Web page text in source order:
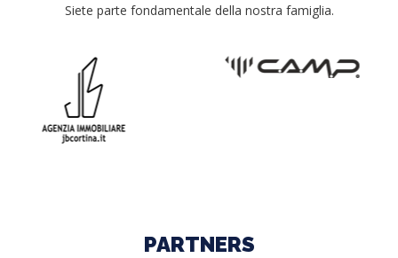
Siete parte fondamentale della nostra famiglia.
PARTNERS